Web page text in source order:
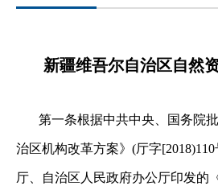
新疆维吾尔自治区自然
第一条根据中共中央、国务院
治区机构改革方案》(厅字
厅、自治区人民政府办公厅印发的